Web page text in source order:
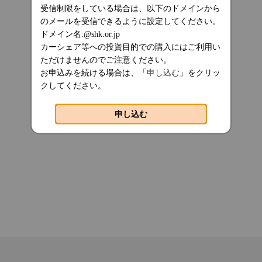
受信制限をしている場合は、以下のドメインから
のメールを受信できるように設定してください。
ドメイン名:@shk.or.jp
カーシェア等への投資目的での購入にはご利用い
ただけませんのでご注意ください。
お申込みを続ける場合は、「申し込む 」をクリッ
クしてください。
申し込む